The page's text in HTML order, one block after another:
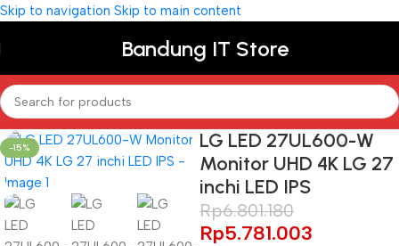
Skip to navigation Skip to main content
Bandung IT Store
-15%
LG LED 27UL600-W
Monitor UHD 4K LG 27
inchi LED IPS
Rp6.801.180
Rp5.781.003